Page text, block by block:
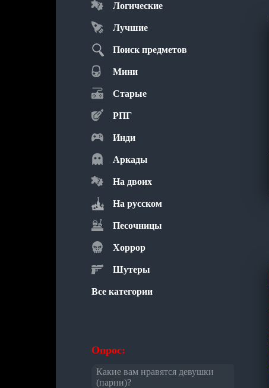
Логические
Лучшие
Поиск предметов
Мини
Старые
РПГ
Инди
Аркады
На двоих
На русском
Песочницы
Хоррор
Шутеры
Все категории
Опрос:
Какие вам нравятся девушки
(парни)?